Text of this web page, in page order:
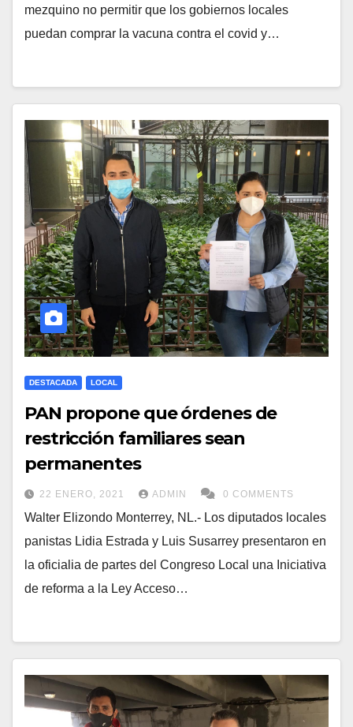
mezquino no permitir que los gobiernos locales
puedan comprar la vacuna contra el covid y…
DESTACADA LOCAL
PAN propone que órdenes de
restricción familiares sean
permanentes
22 ENERO, 2021 ADMIN 0 COMMENTS
Walter Elizondo Monterrey, NL.- Los diputados locales
panistas Lidia Estrada y Luis Susarrey presentaron en
la oficialia de partes del Congreso Local una Iniciativa
de reforma a la Ley Acceso…